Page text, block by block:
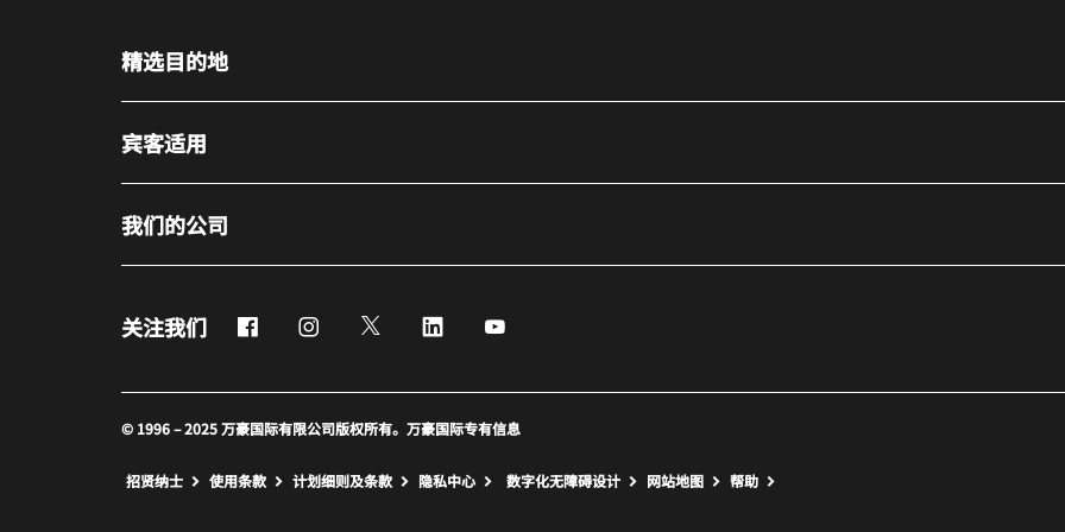
精选目的地
宾客适用
我们的公司
关注我们 FacebookInstagramTwitter LinkedIn
© 1996 – 2025 万豪国际有限公司版权所有。万豪国际专有信息
招贤纳士 使用条款 计划细则及条款 隐私中心 数字化无障碍设计 网站地图 打开新窗口
帮助